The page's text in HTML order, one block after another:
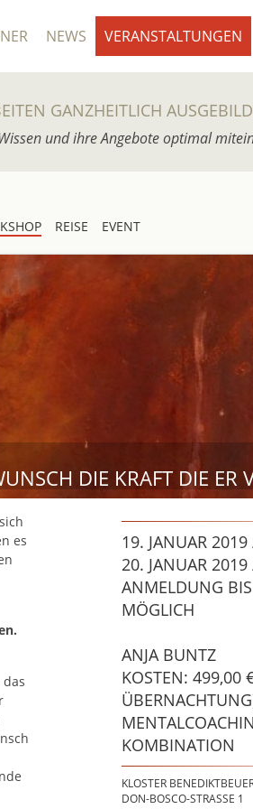
NEWS VERANSTALTUNGEN
GANZHEITLICH
und ihre Angebote optimal
REISE EVENT
DIE KRAFT DIE ER
19. JANUAR
20. JANUAR
ANMELDUNG
MÖGLICH
ANJA BUNTZ
KOSTEN: 499,00
KOMBINATION
KLOSTER
DON-BOSCO-STRASSE 1
es